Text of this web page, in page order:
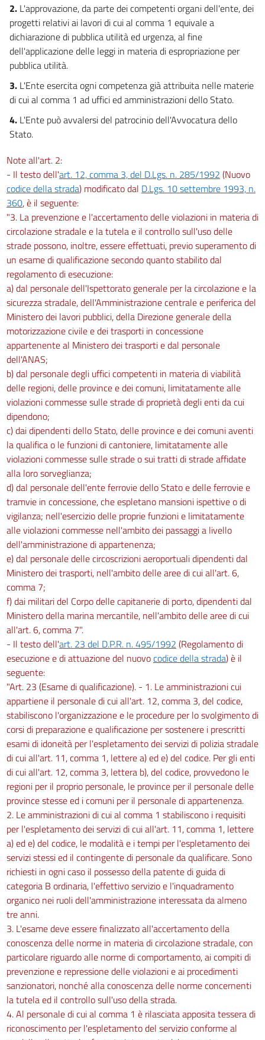
2. L'approvazione, da parte dei competenti organi dell'ente, dei
progetti relativi ai lavori di cui al comma 1 equivale a
dichiarazione di pubblica utilità ed urgenza, al fine
dell'applicazione delle leggi in materia di espropriazione per
pubblica utilità.
3. L'Ente esercita ogni competenza già attribuita nelle materie
di cui al comma 1 ad uffici ed amministrazioni dello Stato.
4. L'Ente può avvalersi del patrocinio dell'Avvocatura dello
Stato.
Note all'art. 2:
- Il testo dell'art. 12, comma 3, del D.Lgs. n. 285/1992 (Nuovo
codice della strada) modificato dal D.Lgs. 10 settembre 1993, n.
360, è il seguente:
"3. La prevenzione e l'accertamento delle violazioni in materia di
circolazione stradale e la tutela e il controllo sull'uso delle
strade possono, inoltre, essere effettuati, previo superamento di
un esame di qualificazione secondo quanto stabilito dal
regolamento di esecuzione:
a) dal personale dell'Ispettorato generale per la circolazione e la
sicurezza stradale, dell'Amministrazione centrale e periferica del
Ministero dei lavori pubblici, della Direzione generale della
motorizzazione civile e dei trasporti in concessione
appartenente al Ministero dei trasporti e dal personale
dell'ANAS;
b) dal personale degli uffici competenti in materia di viabilità
delle regioni, delle province e dei comuni, limitatamente alle
violazioni commesse sulle strade di proprietà degli enti da cui
dipendono;
c) dai dipendenti dello Stato, delle province e dei comuni aventi
la qualifica o le funzioni di cantoniere, limitatamente alle
violazioni commesse sulle strade o sui tratti di strade affidate
alla loro sorveglianza;
d) dal personale dell'ente ferrovie dello Stato e delle ferrovie e
tramvie in concessione, che espletano mansioni ispettive o di
vigilanza; nell'esercizio delle proprie funzioni e limitatamente
alle violazioni commesse nell'ambito dei passaggi a livello
dell'amministrazione di appartenenza;
e) dal personale delle circoscrizioni aeroportuali dipendenti dal
Ministero dei trasporti, nell'ambito delle aree di cui all'art. 6,
comma 7;
f) dai militari del Corpo delle capitanerie di porto, dipendenti dal
Ministero della marina mercantile, nell'ambito delle aree di cui
all'art. 6, comma 7".
- Il testo dell'art. 23 del D.P.R. n. 495/1992 (Regolamento di
esecuzione e di attuazione del nuovocodice della strada) è il
seguente:
"Art. 23 (Esame di qualificazione). - 1. Le amministrazioni cui
appartiene il personale di cui all'art. 12, comma 3, del codice,
stabiliscono l'organizzazione e le procedure per lo svolgimento di
corsi di preparazione e qualificazione per sostenere i prescritti
esami di idoneità per l'espletamento dei servizi di polizia stradale
di cui all'art. 11, comma 1, lettere a) ed e) del codice. Per gli enti
di cui all'art. 12, comma 3, lettera b), del codice, provvedono le
regioni per il proprio personale, le province per il personale delle
province stesse ed i comuni per il personale di appartenenza.
2. Le amministrazioni di cui al comma 1 stabiliscono i requisiti
per l'espletamento dei servizi di cui all'art. 11, comma 1, lettere
a) ed e) del codice, le modalità e i tempi per l'espletamento dei
servizi stessi ed il contingente di personale da qualificare. Sono
richiesti in ogni caso il possesso della patente di guida di
categoria B ordinaria, l'effettivo servizio e l'inquadramento
organico nei ruoli dell'amministrazione interessata da almeno
tre anni.
3. L'esame deve essere finalizzato all'accertamento della
conoscenza delle norme in materia di circolazione stradale, con
particolare riguardo alle norme di comportamento, ai compiti di
prevenzione e repressione delle violazioni e ai procedimenti
sanzionatori, nonché alla conoscenza delle norme concernenti
la tutela ed il controllo sull'uso della strada.
4. Al personale di cui al comma 1 è rilasciata apposita tessera di
riconoscimento per l'espletamento del servizio conforme al